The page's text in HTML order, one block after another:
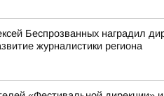
Беспрозванных наградил
журналистики региона